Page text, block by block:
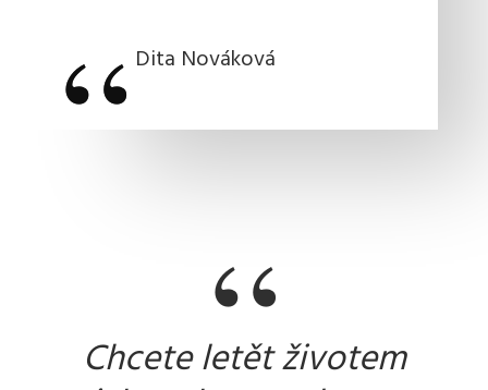
“
“ Dita Nováková
“
Chcete letět životem